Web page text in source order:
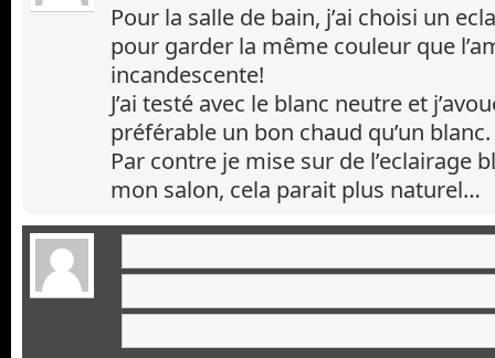
Pour la salle de bain, j’ai choisi un
pour garder la même couleur que
incandescente!
J’ai testé avec le blanc neutre et
préférable un bon chaud qu’un blanc.
Par contre je mise sur de l’eclairage
mon salon, cela parait plus naturel…